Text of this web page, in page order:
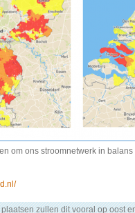
om ons stroomnetwerk in
zullen dit vooral op oost